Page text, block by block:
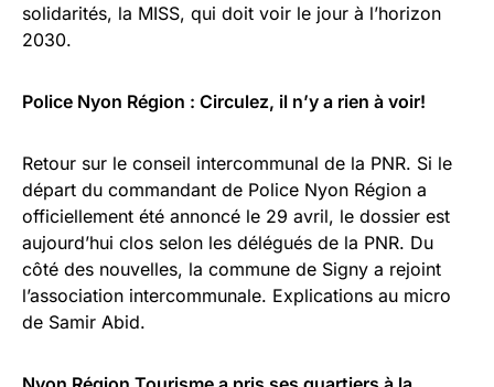
solidarités, la MISS, qui doit voir le jour à l’horizon
2030.
Police Nyon Région : Circulez, il n’y a rien à voir!
Retour sur le conseil intercommunal de la PNR. Si le
départ du commandant de Police Nyon Région a
officiellement été annoncé le 29 avril, le dossier est
aujourd’hui clos selon les délégués de la PNR. Du
côté des nouvelles, la commune de Signy a rejoint
l’association intercommunale. Explications au micro
de Samir Abid.